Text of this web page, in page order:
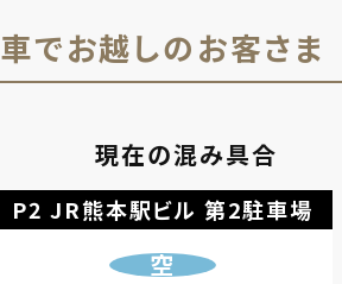
車でお越しのお客さま
現在の混み具合
P2 JR熊本駅ビル 第2駐車場
空